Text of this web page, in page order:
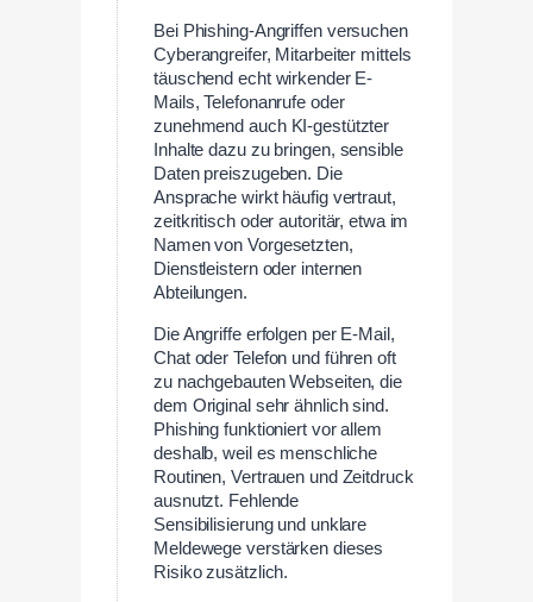
Bei Phishing-Angriffen versuchen
Cyberangreifer, Mitarbeiter mittels
täuschend echt wirkender E-
Mails, Telefonanrufe oder
zunehmend auch KI-gestützter
Inhalte dazu zu bringen, sensible
Daten preiszugeben. Die
Ansprache wirkt häufig vertraut,
zeitkritisch oder autoritär, etwa im
Namen von Vorgesetzten,
Dienstleistern oder internen
Abteilungen.
Die Angriffe erfolgen per E-Mail,
Chat oder Telefon und führen oft
zu nachgebauten Webseiten, die
dem Original sehr ähnlich sind.
Phishing funktioniert vor allem
deshalb, weil es menschliche
Routinen, Vertrauen und Zeitdruck
ausnutzt. Fehlende
Sensibilisierung und unklare
Meldewege verstärken dieses
Risiko zusätzlich.